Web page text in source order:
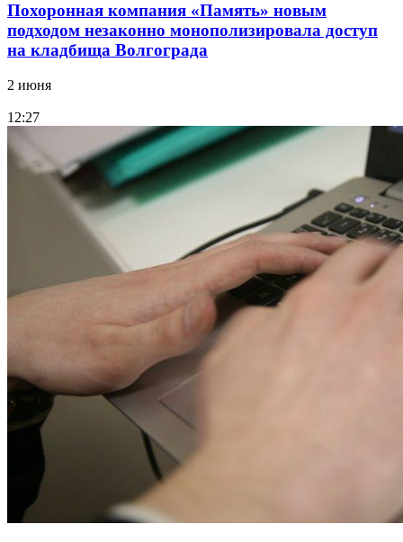
Похоронная компания «Память» новым
подходом незаконно монополизировала доступ
на кладбища Волгограда
2 июня
12:27